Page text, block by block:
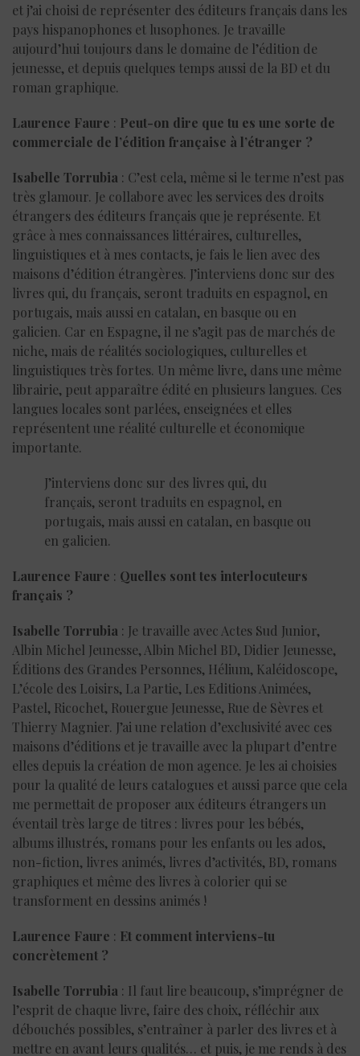
et j’ai choisi de représenter des éditeurs français dans les
pays hispanophones et lusophones. Je travaille
aujourd’hui toujours dans le domaine de l’édition de
jeunesse, et depuis quelques temps aussi de la BD et du
roman graphique.
Laurence Faure : Peut-on dire que tu es une sorte de
commerciale de l’édition française à l’étranger ?
Isabelle Torrubia : C’est cela, même si le terme n’est pas
très glamour. Je collabore avec les services des droits
étrangers des éditeurs français que je représente. Et
grâce à mes connaissances littéraires, culturelles,
linguistiques et à mes contacts, je fais le lien avec des
maisons d’édition étrangères. J’interviens donc sur des
livres qui, du français, seront traduits en espagnol, en
portugais, mais aussi en catalan, en basque ou en
galicien. Car en Espagne, il ne s’agit pas de marchés de
niche, mais de réalités sociologiques, culturelles et
linguistiques très fortes. Un même livre, dans une même
librairie, peut apparaître édité en plusieurs langues. Ces
langues locales sont parlées, enseignées et elles
représentent une réalité culturelle et économique
importante.
J’interviens donc sur des livres qui, du
français, seront traduits en espagnol, en
portugais, mais aussi en catalan, en basque ou
en galicien.
Laurence Faure : Quelles sont tes interlocuteurs
français ?
Isabelle Torrubia : Je travaille avec Actes Sud Junior,
Albin Michel Jeunesse, Albin Michel BD, Didier Jeunesse,
Éditions des Grandes Personnes, Hélium, Kaléidoscope,
L’école des Loisirs, La Partie, Les Editions Animées,
Pastel, Ricochet, Rouergue Jeunesse, Rue de Sèvres et
Thierry Magnier. J’ai une relation d’exclusivité avec ces
maisons d’éditions et je travaille avec la plupart d’entre
elles depuis la création de mon agence. Je les ai choisies
pour la qualité de leurs catalogues et aussi parce que cela
me permettait de proposer aux éditeurs étrangers un
éventail très large de titres : livres pour les bébés,
albums illustrés, romans pour les enfants ou les ados,
non-fiction, livres animés, livres d’activités, BD, romans
graphiques et même des livres à colorier qui se
transforment en dessins animés !
Laurence Faure : Et comment interviens-tu
concrètement ?
Isabelle Torrubia : Il faut lire beaucoup, s’imprégner de
l’esprit de chaque livre, faire des choix, réfléchir aux
débouchés possibles, s’entraîner à parler des livres et à
mettre en avant leurs qualités… et puis, je me rends à des